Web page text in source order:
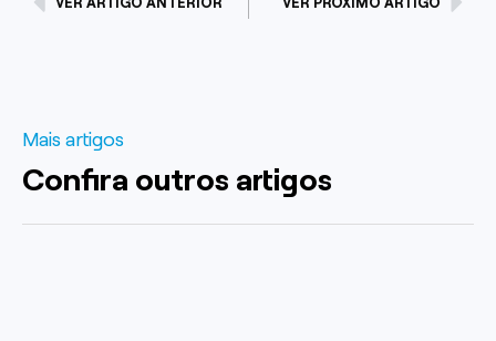
Mais artigos
Confira outros artigos